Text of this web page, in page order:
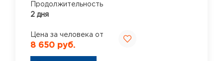
Продолжительность
2 дня
Цена за человека от
8 650 руб.